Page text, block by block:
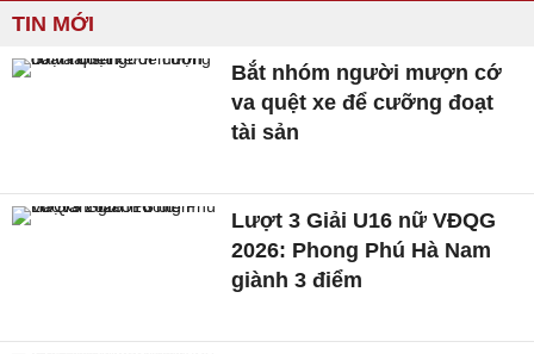
TIN MỚI
Bắt nhóm người mượn cớ
va quệt xe để cưỡng đoạt
tài sản
Lượt 3 Giải U16 nữ VĐQG
2026: Phong Phú Hà Nam
giành 3 điểm